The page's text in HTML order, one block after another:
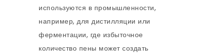
используются в промышленности,
например, для дистилляции или
ферментации, где избыточное
количество пены может создать